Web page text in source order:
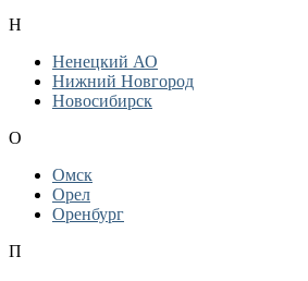
Н
Ненецкий АО
Нижний Новгород
Новосибирск
О
Омск
Орел
Оренбург
П